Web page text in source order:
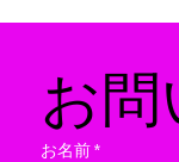
お
お名前